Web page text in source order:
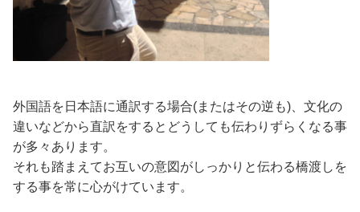
外国語を日本語に通訳する場合(またはその逆も)、文化の
違いなどから直訳をするとどうしても伝わりずらくなる事
が多々あります。
それも踏まえてお互いの意図がしっかりと伝わる橋渡しを
する事を常に心がけています。